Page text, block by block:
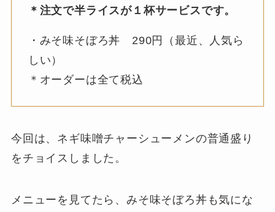
＊注文で半ライスが１杯サービスです。
・みそ味そぼろ丼 290円（最近、人気ら
しい）
＊オーダーは全て税込
今回は、ネギ味噌チャーシューメンの普通盛り
をチョイスしました。
メニューを見てたら、みそ味そぼろ丼も気にな